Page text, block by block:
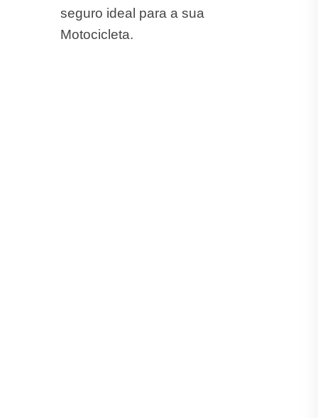
seguro ideal para a sua
Motocicleta.